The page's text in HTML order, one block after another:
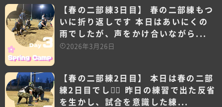
【春の二部練3日目】 春の二部練もつ
いに折り返しです 本日はあいにくの
雨でしたが、声をかけ合いながら...
2026年3月26日
【春の二部練2日目】 本日は春の二部
練2日目でした🏻 昨日の練習で出た反省
を生かし、試合を意識した練...